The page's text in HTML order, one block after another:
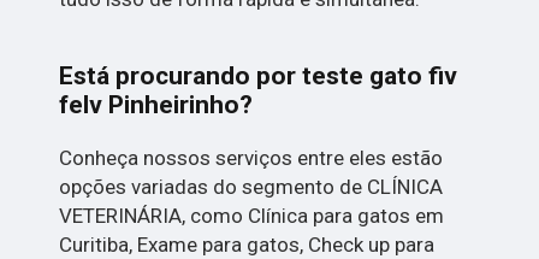
Está procurando por teste gato fiv
felv Pinheirinho?
Conheça nossos serviços entre eles estão
opções variadas do segmento de CLÍNICA
VETERINÁRIA, como Clínica para gatos em
Curitiba, Exame para gatos, Check up para